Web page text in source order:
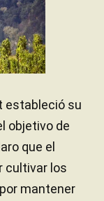
estableció su
objetivo de
que el
cultivar los
mantener